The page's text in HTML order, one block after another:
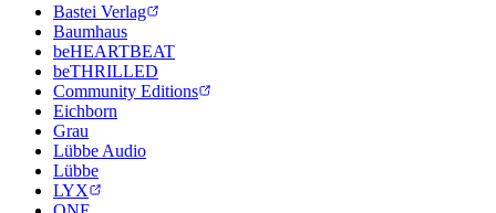
Bastei Verlag
Baumhaus
beHEARTBEAT
beTHRILLED
Community Editions
Eichborn
Grau
Lübbe Audio
Lübbe
LYX